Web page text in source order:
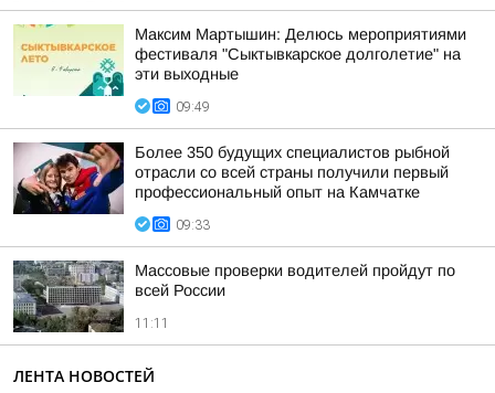
Максим Мартышин: Делюсь мероприятиями
фестиваля "Сыктывкарское долголетие" на
эти выходные
09:49
Более 350 будущих специалистов рыбной
отрасли со всей страны получили первый
профессиональный опыт на Камчатке
09:33
Массовые проверки водителей пройдут по
всей России
11:11
ЛЕНТА НОВОСТЕЙ